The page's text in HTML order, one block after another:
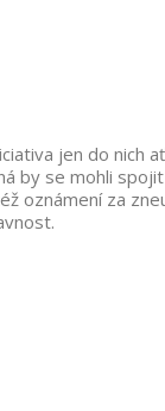
jen do nich
by se mohli
oznámení za